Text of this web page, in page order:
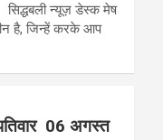
न्यूज़ डेस्क मेष
है, जिन्हें करके आप
06 अगस्त